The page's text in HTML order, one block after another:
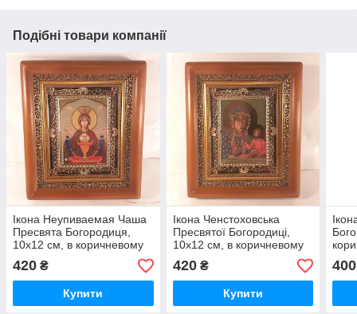
Подібні товари компанії
Ікона Неупиваемая Чаша
Пресвята Богородиця,
10х12 см, в коричневому
дерев'яному кіоті з
камінням
420 ₴
Купити
Ікона Ченстоховська
Пресвятої Богородиці,
10х12 см, в коричневому
дерев'яному кіоті з
камінням
420₴
Купити
кіоті
400